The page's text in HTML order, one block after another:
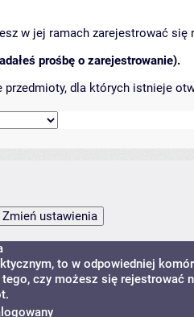
w jej ramach zarejestrować się
prośbę o zarejestrowanie).
dla których istnieje
to w odpowiedniej
czy możesz się rejestrować